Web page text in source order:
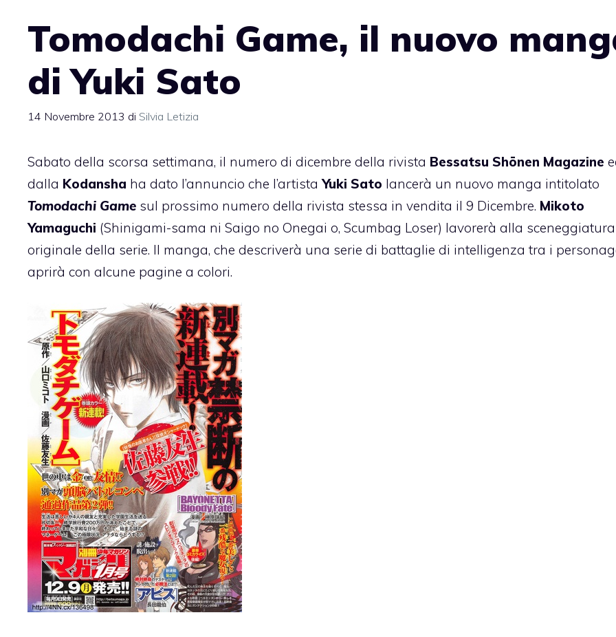
Tomodachi Game, il nuovo
di Yuki Sato
14 Novembre 2013 di Silvia Letizia
Sabato della scorsa settimana, il numero di dicembre della rivista Bessatsu Shōnen Magazine
dalla Kodansha ha dato l’annuncio che l’artistaYuki Sato lancerà un nuovo manga intitolato
Tomodachi Game sul prossimo numero della rivista stessa in vendita il 9 Dicembre. Mikoto
Yamaguchi (Shinigami-sama ni Saigo no Onegai o, Scumbag Loser) lavorerà alla sceneggiatura
originale della serie. Il manga, che descriverà una serie di battaglie di intelligenza tra i
aprirà con alcune pagine a colori.